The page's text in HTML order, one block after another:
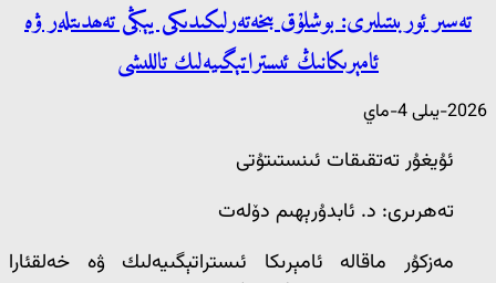
تەسىر ئوربىتىلىرى: بوشلۇق بىخەتەرلىكىدىكى يېڭى تەھدىتلەر ۋە
ئامېرىكانىڭ ئىستراتېگىيەلىك تاللىشى
2026-يىلى 4-ماي
ئۇيغۇر تەتقىقات ئىنستىتۇتى
تەھرىرى: د. ئابدۇرېھىم دۆلەت
مەزكۇر ماقالە ئامېرىكا ئىستراتېگىيەلىك ۋە خەلقئارا